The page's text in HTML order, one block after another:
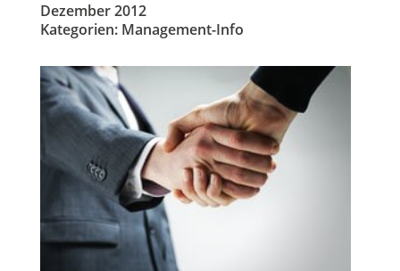
Dezember 2012
Kategorien: Management-Info